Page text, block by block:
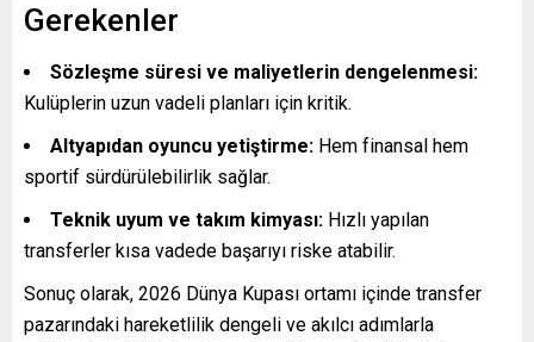
Gerekenler
Sözleşme süresi ve maliyetlerin dengelenmesi:
Kulüplerin uzun vadeli planları için kritik.
Altyapıdan oyuncu yetiştirme: Hem finansal hem
sportif sürdürülebilirlik sağlar.
Teknik uyum ve takım kimyası: Hızlı yapılan
transferler kısa vadede başarıyı riske atabilir.
Sonuç olarak, 2026 Dünya Kupası ortamı içinde transfer
pazarındaki hareketlilik dengeli ve akılcı adımlarla